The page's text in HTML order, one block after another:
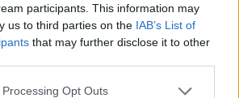
participants. This information may
us to third parties on the IAB’s List of
that may further disclose it to other
website/app uses one or more Google
Opt Outs